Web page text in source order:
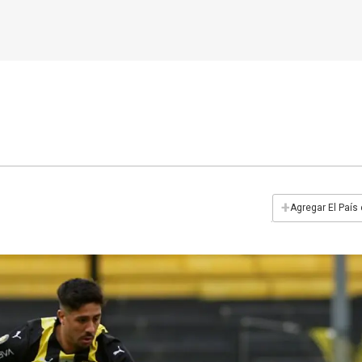
+Agregar El País